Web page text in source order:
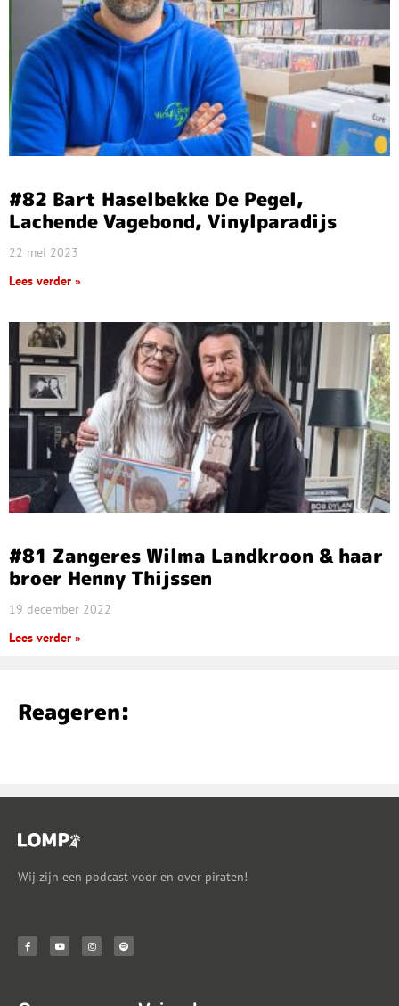
#82 Bart Haselbekke De Pegel,
Lachende Vagebond, Vinylparadijs
22 mei 2023
Lees verder »
#81 Zangeres Wilma Landkroon & haar
broer Henny Thijssen
19 december 2022
Lees verder »
Reageren:
Wij zijn een podcast voor en over piraten!